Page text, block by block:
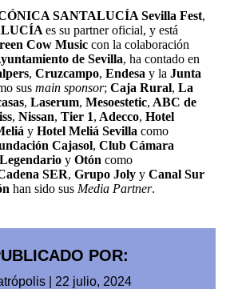
SANTALUCÍA Sevilla Fest,
es su partner oficial, y está
Cow Music con la colaboración
de Sevilla, ha contado en
, Cruzcampo, Endesa y la Junta
sus main sponsor; Caja Rural, La
, Laserum, Mesoestetic, ABC de
, Nissan, Tier 1, Adecco, Hotel
y Hotel Meliá Sevilla como
Cajasol, Club Cámara
Legendario y Otón como
SER, Grupo Joly y Canal Sur
han sido sus Media Partner.
POR:
22 julio, 2024